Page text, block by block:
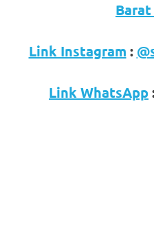
Barat
Link Instagram :
Link WhatsApp